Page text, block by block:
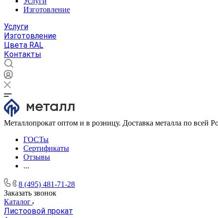
Изготовление
Услуги
Изготовление
Цвета RAL
Контакты
Металлопрокат оптом и в розницу. Доставка металла по всей
ГОСТы
Сертификаты
Отзывы
...
8 (495) 481-71-28
Заказать звонок
Каталог
Листоовой прокат